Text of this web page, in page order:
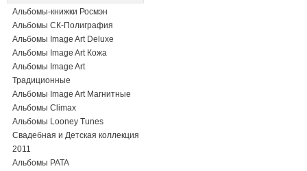
Альбомы-книжки Росмэн
Альбомы СК-Полиграфия
Альбомы Image Art Deluxe
Альбомы Image Art Кожа
Альбомы Image Art
Традиционные
Альбомы Image Art Магнитные
Альбомы Climax
Альбомы Looney Tunes
Свадебная и Детская коллекция
2011
Альбомы PATA